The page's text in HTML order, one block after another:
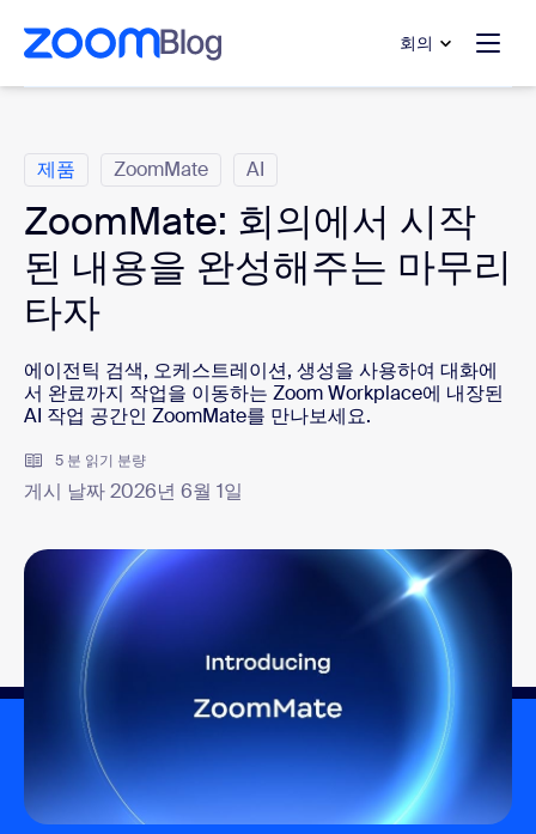
으로 건너뛰기
팅으로 건너뛰기
회의
제품 ZoomMate AI
ZoomMate: 회의에서 시작
된 내용을 완성해주는 마무리
타자
에이전틱 검색, 오케스트레이션, 생성을 사용하여 대화에
서 완료까지 작업을 이동하는 Zoom Workplace에 내장된
AI 작업 공간인 ZoomMate를 만나보세요.
5 분 읽기 분량
게시 날짜 2026년 6월 1일